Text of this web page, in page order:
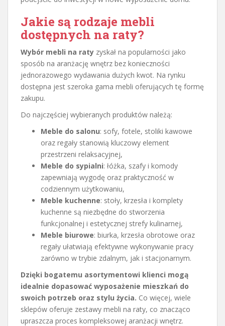
Jakie są rodzaje mebli
dostępnych na raty?
Wybór mebli na raty zyskał na popularności jako
sposób na aranżację wnętrz bez konieczności
jednorazowego wydawania dużych kwot. Na rynku
dostępna jest szeroka gama mebli oferujących tę formę
zakupu.
Do najczęściej wybieranych produktów należą:
Meble do salonu: sofy, fotele, stoliki kawowe
oraz regały stanowią kluczowy element
przestrzeni relaksacyjnej,
Meble do sypialni: łóżka, szafy i komody
zapewniają wygodę oraz praktyczność w
codziennym użytkowaniu,
Meble kuchenne: stoły, krzesła i komplety
kuchenne są niezbędne do stworzenia
funkcjonalnej i estetycznej strefy kulinarnej,
Meble biurowe: biurka, krzesła obrotowe oraz
regały ułatwiają efektywne wykonywanie pracy
zarówno w trybie zdalnym, jak i stacjonarnym.
Dzięki bogatemu asortymentowi klienci mogą
idealnie dopasować wyposażenie mieszkań do
swoich potrzeb oraz stylu życia. Co więcej, wiele
sklepów oferuje zestawy mebli na raty, co znacząco
upraszcza proces kompleksowej aranżacji wnętrz.